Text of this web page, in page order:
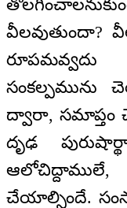
వీలవుతుందా?
సంకల్పమును
ద్వారా, సమాప్తం
దృఢ
ఆలోచిద్దాములే,
చేయాల్సిందే.